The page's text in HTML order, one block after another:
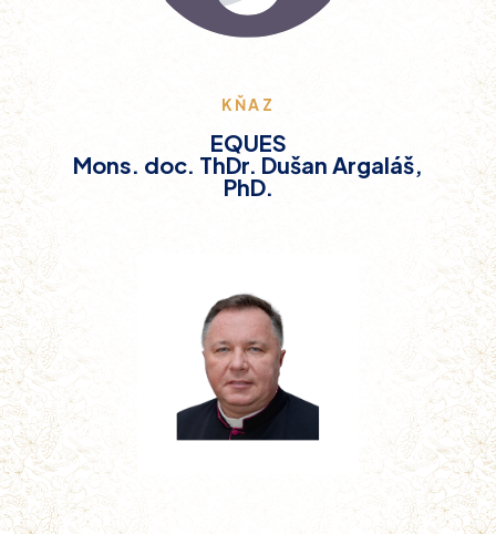
KŇAZ
EQUES
Mons. doc. ThDr. Dušan Argaláš,
PhD.